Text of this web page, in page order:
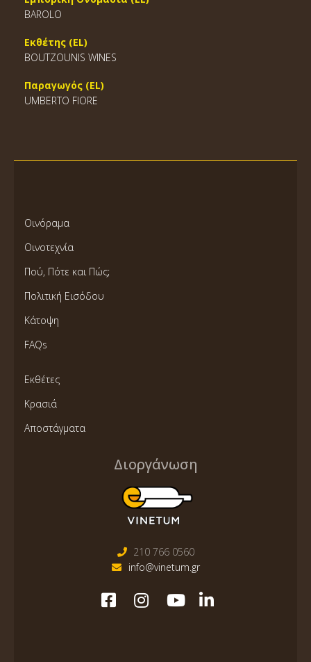
BAROLO
Εκθέτης (EL)
BOUTZOUNIS WINES
Παραγωγός (EL)
UMBERTO FIORE
Οινόραμα
Οινοτεχνία
Πού, Πότε και Πώς;
Πολιτική Εισόδου
Κάτοψη
FAQs
Εκθέτες
Κρασιά
Αποστάγματα
Διοργάνωση
210 766 0560
info@vinetum.gr